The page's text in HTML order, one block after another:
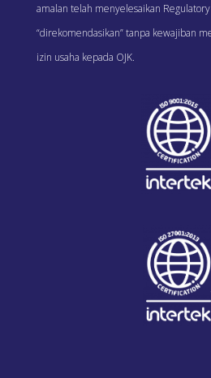
amalan telah menyelesaikan
“direkomendasikan” tanpa kewajiban
izin usaha kepada OJK.